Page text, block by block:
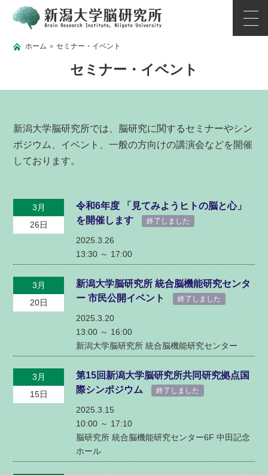
ホーム > セミナー・イベント
セミナー・イベント
新潟大学脳研究所では、脳研究に関するセミナーやシン
ポジウム、イベント、一般の方向けの講演会などを開催
しております。
3月
26日
令和6年度 「見てみようヒトの脳と心」
を開催します
終了しました
2025.3.26
13:30 ～ 17:00
3月
20日
新潟大学脳研究所 統合脳機能研究センタ
ー 市民公開イベント
終了しました
2025.3.20
13:00 ～ 16:00
新潟大学脳研究所 統合脳機能研究センター
3月
15日
第15回新潟大学脳研究所共同研究拠点国
際シンポジウム
終了しました
2025.3.15
10:00 ～ 17:10
脳研究所 統合脳機能研究センター6F 中田記念
ホール